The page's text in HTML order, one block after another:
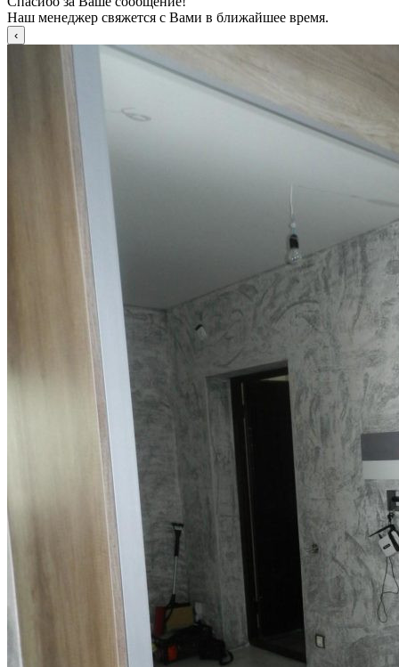
Наш менеджер свяжется с Вами в ближайшее время.